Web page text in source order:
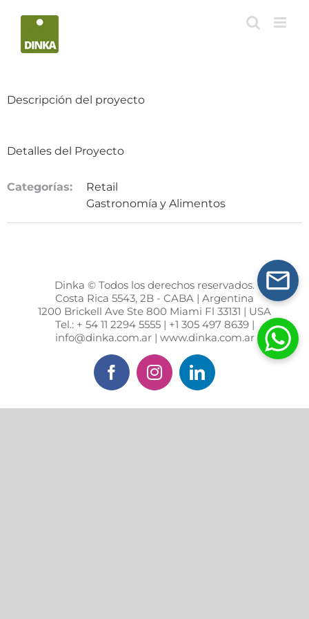
Descripción del proyecto
Detalles del Proyecto
Categorías:
Retail
Gastronomía y Alimentos
Dinka © Todos los derechos reservados.
Costa Rica 5543, 2B - CABA | Argentina
1200 Brickell Ave Ste 800 Miami Fl 33131 | USA
Tel.: + 54 11 2294 5555 | +1 305 497 8639 |
info@dinka.com.ar | www.dinka.com.ar
FacebookInstagramLinkedIn